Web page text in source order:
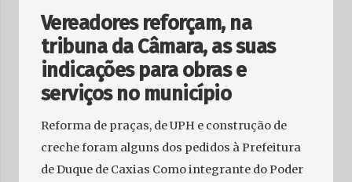
Vereadores reforçam, na
tribuna da Câmara, as suas
indicações para obras e
serviços no município
Reforma de praças, de UPH e construção de
creche foram alguns dos pedidos à Prefeitura
de Duque de Caxias Como integrante do Poder